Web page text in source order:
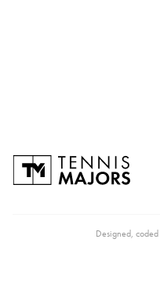
Designed,